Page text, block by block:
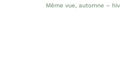
Même vue, automne –